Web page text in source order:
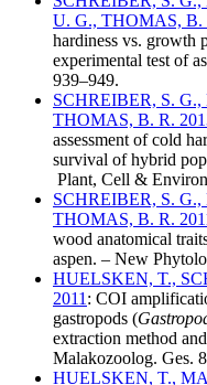
U. G., THOMAS, B.
hardiness vs. growth
experimental test of
939–949.
SCHREIBER, S.
THOMAS, B. R.
assessment of cold
survival of hybrid
Plant, Cell &
SCHREIBER, S.
THOMAS, B. R.
wood anatomical
aspen. – New
HUELSKEN, T.,
2011 : COI
gastropods (
extraction method
Malakozoolog. Ges.
HUELSKEN, T.,